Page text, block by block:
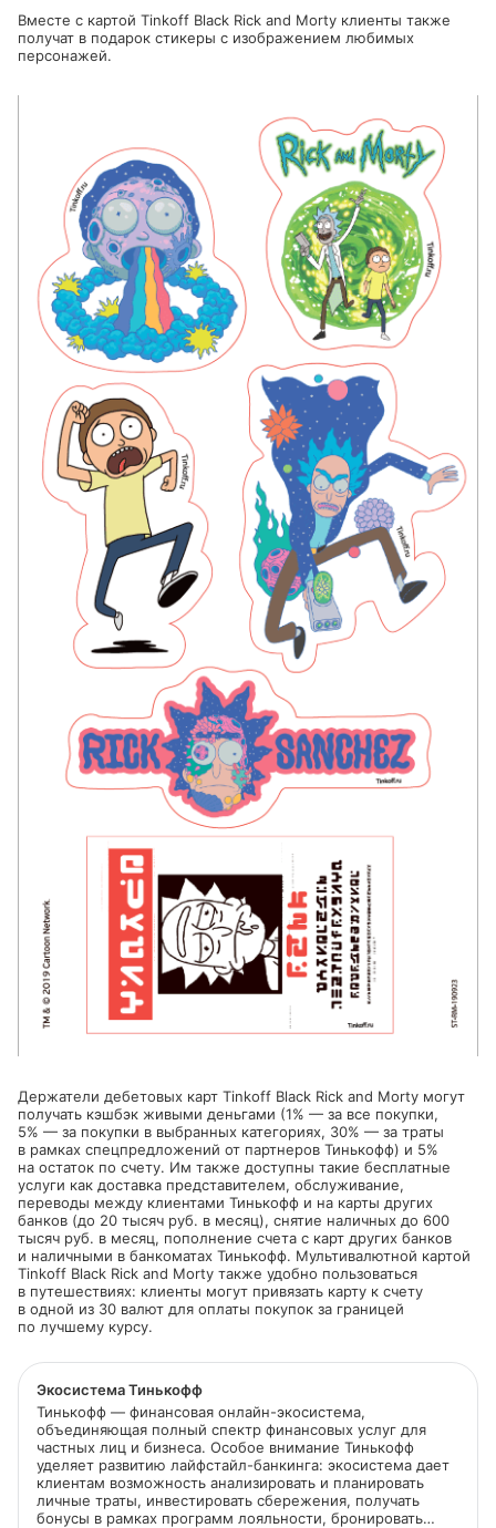
Вместе с картой Tinkoff Black Rick and Morty клиенты также
получат в подарок стикеры с изображением любимых
персонажей.
Держатели дебетовых карт Tinkoff Black Rick and Morty могут
получать кэшбэк живыми деньгами (1% — за все покупки,
5% — за покупки в выбранных категориях, 30% — за траты
в рамках спецпредложений от партнеров Тинькофф) и 5%
на остаток по счету. Им также доступны такие бесплатные
услуги как доставка представителем, обслуживание,
переводы между клиентами Тинькофф и на карты других
банков (до 20 тысяч руб. в месяц), снятие наличных до 600
тысяч руб. в месяц, пополнение счета с карт других банков
и наличными в банкоматах Тинькофф. Мультивалютной картой
Tinkoff Black Rick and Morty также удобно пользоваться
в путешествиях: клиенты могут привязать карту к счету
в одной из 30 валют для оплаты покупок за границей
по лучшему курсу.
Экосистема Тинькофф
Тинькофф — финансовая онлайн-экосистема,
объединяющая полный спектр финансовых услуг для
частных лиц и бизнеса. Особое внимание Тинькофф
уделяет развитию лайфстайл-банкинга: экосистема дает
клиентам возможность анализировать и планировать
личные траты, инвестировать сбережения, получать
бонусы в рамках программ лояльности, бронировать